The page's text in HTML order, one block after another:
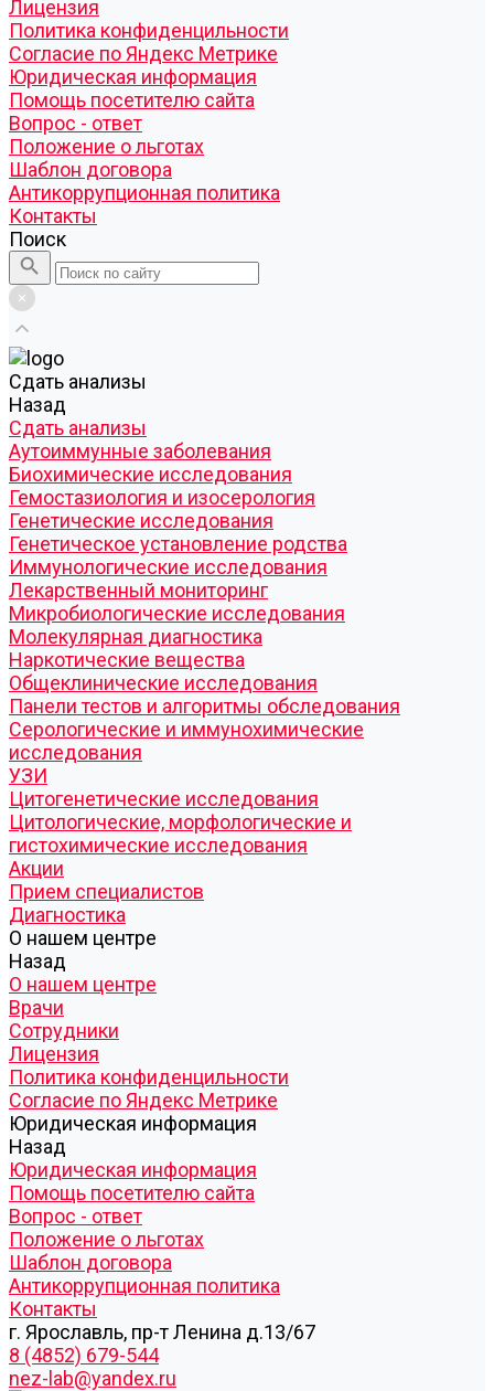
Лицензия
Политика конфиденцильности
Согласие по Яндекс Метрике
Юридическая информация
Помощь посетителю сайта
Вопрос - ответ
Положение о льготах
Шаблон договора
Антикоррупционная политика
Контакты
Поиск
Cдать анализы
Назад
Cдать анализы
Аутоиммунные заболевания
Биохимические исследования
Гемостазиология и изосерология
Генетические исследования
Генетическое установление родства
Иммунологические исследования
Лекарственный мониторинг
Микробиологические исследования
Молекулярная диагностика
Наркотические вещества
Общеклинические исследования
Панели тестов и алгоритмы обследования
Серологические и иммунохимические
исследования
УЗИ
Цитогенетические исследования
Цитологические, морфологические и
гистохимические исследования
Акции
Прием специалистов
Диагностика
О нашем центре
Назад
О нашем центре
Врачи
Сотрудники
Лицензия
Политика конфиденцильности
Согласие по Яндекс Метрике
Юридическая информация
Назад
Юридическая информация
Помощь посетителю сайта
Вопрос - ответ
Положение о льготах
Шаблон договора
Антикоррупционная политика
Контакты
г. Ярославль, пр-т Ленина д.13/67
8 (4852) 679-544
nez-lab@yandex.ru